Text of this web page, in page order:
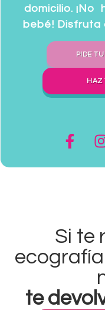
domicilio. ¡No
bebé! Disfruta
PIDE
HAZ
Si te
ecografía
te